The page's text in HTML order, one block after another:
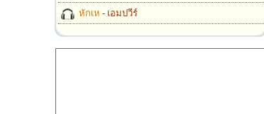
หักเห - เอมปวีร์